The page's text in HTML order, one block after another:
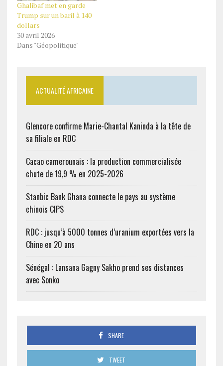
Ghalibaf met en garde
Trump sur un baril à 140
dollars
30 avril 2026
Dans "Géopolitique"
ACTUALITÉ AFRICAINE
Glencore confirme Marie-Chantal Kaninda à la tête de
sa filiale en RDC
Cacao camerounais : la production commercialisée
chute de 19,9 % en 2025-2026
Stanbic Bank Ghana connecte le pays au système
chinois CIPS
RDC : jusqu’à 5000 tonnes d’uranium exportées vers la
Chine en 20 ans
Sénégal : Lansana Gagny Sakho prend ses distances
avec Sonko
SHARE
TWEET